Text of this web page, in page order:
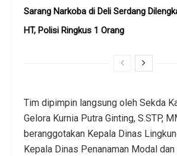
Sarang Narkoba di Deli Serdang
HT, Polisi Ringkus 1 Orang
Tim dipimpin langsung oleh Sekda
Gelora Kurnia Putra Ginting, S.STP,
beranggotakan Kepala Dinas
Kepala Dinas Penanaman Modal